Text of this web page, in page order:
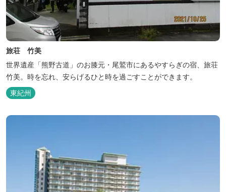
旅荘 竹美
世界遺産「熊野古道」のお膝元・尾鷲市にあるやすらぎの宿、旅荘
竹美。時を忘れ、安らげるひと時を過ごすことができます。
東紀州